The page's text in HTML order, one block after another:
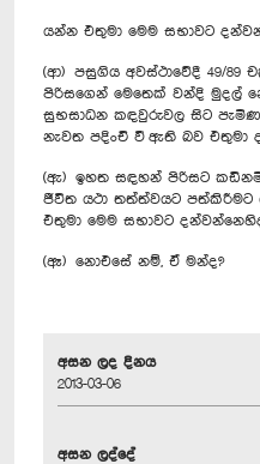
යන්න එතුමා මෙම සභාවට
(ආ) පසුගිය අවස්ථාවේදී 49/89
පිරිසගෙන් මෙතෙක් වන්දි මුදල්
සුභසාධන කඳවුරුවල සිට පැමිණ
නැවත පදිංචි වී ඇති බව එතුමා
(ඇ) ඉහත සඳහන් පිරිසට
ජීවිත යථා තත්ත්වයට
එතුමා මෙම සභාවට
(ඈ) නොඑසේ නම්, ඒ මන්ද?
අසන ලද දිනය
2013-03-06
අසන ලද්දේ